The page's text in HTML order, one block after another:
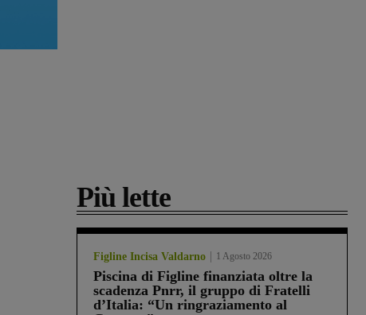
Più lette
Figline Incisa Valdarno 1 Agosto 2026
Piscina di Figline finanziata oltre la
scadenza Pnrr, il gruppo di Fratelli
d’Italia: “Un ringraziamento al